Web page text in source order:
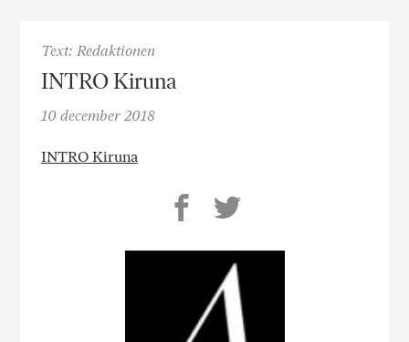
Text: Redaktionen
INTRO Kiruna
10 december 2018
INTRO Kiruna